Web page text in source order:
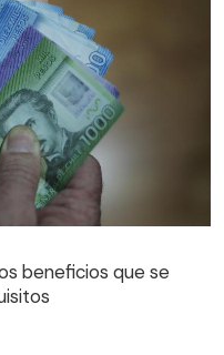
beneficios que se